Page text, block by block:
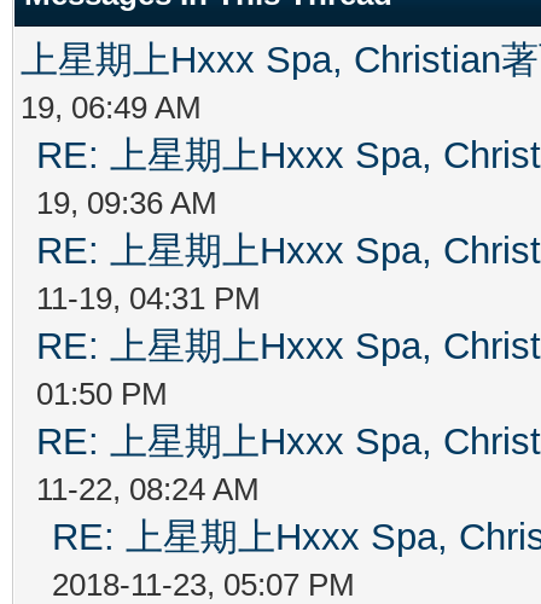
上星期上Hxxx Spa, Christian
19, 06:49 AM
RE: 上星期上Hxxx Spa,
19, 09:36 AM
RE: 上星期上Hxxx Spa,
11-19, 04:31 PM
RE: 上星期上Hxxx Spa,
01:50 PM
RE: 上星期上Hxxx Spa,
11-22, 08:24 AM
RE: 上星期上Hxxx Spa,
2018-11-23, 05:07 PM